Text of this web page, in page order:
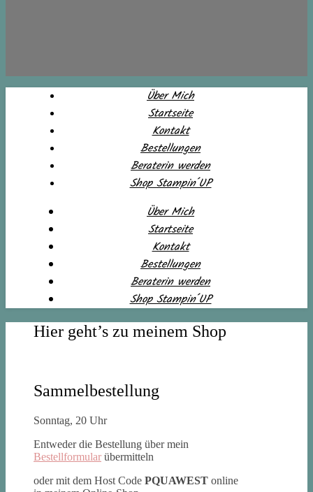
Über Mich
Startseite
Kontakt
Bestellungen
Beraterin werden
Shop Stampin´UP
Über Mich
Startseite
Kontakt
Bestellungen
Beraterin werden
Shop Stampin´UP
Hier geht’s zu meinem Shop
Sammelbestellung
Sonntag, 20 Uhr
Entweder die Bestellung über mein
Bestellformular übermitteln
oder mit dem Host Code PQUAWEST online